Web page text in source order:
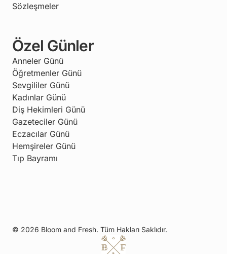
Sözleşmeler
Özel Günler
Anneler Günü
Öğretmenler Günü
Sevgililer Günü
Kadınlar Günü
Diş Hekimleri Günü
Gazeteciler Günü
Eczacılar Günü
Hemşireler Günü
Tıp Bayramı
© 2026 Bloom and Fresh. Tüm Hakları Saklıdır.